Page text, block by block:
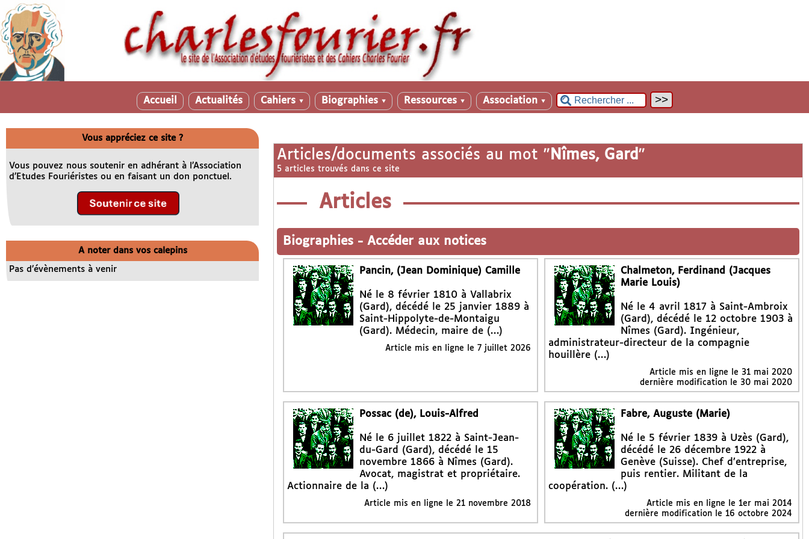
Accueil Actualités Cahiers ▼ Biographies ▼ Ressources ▼ Association ▼
Articles/documents associés au mot " Nîmes, Gard "
5 articles trouvés dans ce site
Articles
Biographies - Accéder aux notices
Pancin, (Jean Dominique) Camille
Né le 8 février 1810 à Vallabrix
(Gard), décédé le 25 janvier 1889 à
Saint-Hippolyte-de-Montaigu
(Gard). Médecin, maire de (…)
Article mis en ligne le 7 juillet 2026
Chalmeton, Ferdinand (Jacques
Marie Louis)
Né le 4 avril 1817 à Saint-Ambroix
(Gard), décédé le 12 octobre 1903 à
Nîmes (Gard). Ingénieur,
administrateur-directeur de la compagnie
houillère (…)
Article mis en ligne le 31 mai 2020
dernière modification le 30 mai 2020
Possac (de), Louis-Alfred
Né le 6 juillet 1822 à Saint-Jean-
du-Gard (Gard), décédé le 15
novembre 1866 à Nîmes (Gard).
Avocat, magistrat et propriétaire.
Actionnaire de la (…)
Article mis en ligne le 21 novembre 2018
Fabre, Auguste (Marie)
Né le 5 février 1839 à Uzès (Gard),
décédé le 26 décembre 1922 à
Genève (Suisse). Chef d’entreprise,
puis rentier. Militant de la
coopération. (…)
Article mis en ligne le1er mai 2014
dernière modification le 16 octobre 2024
Vous appréciez ce site ?
Vous pouvez nous soutenir en adhérant à l’Association
d’Etudes Fouriéristes ou en faisant un don ponctuel.
A noter dans vos calepins
Pas d’évènements à venir